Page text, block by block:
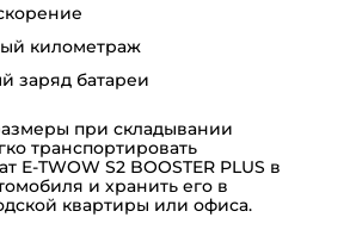
километраж
заряд батареи
при складывании
транспортировать
E-TWOW S2 BOOSTER PLUS в
и хранить его в
квартиры или офиса.